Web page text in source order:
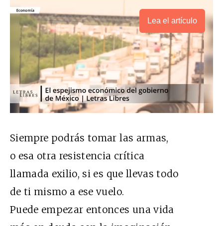
Lea el artículo
Siempre podrás tomar las armas,
o esa otra resistencia crítica
llamada exilio, si es que llevas todo
de ti mismo a ese vuelo.
Puede empezar entonces una vida